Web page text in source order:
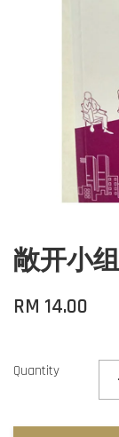
敞开小
RM 14.00
Quantity